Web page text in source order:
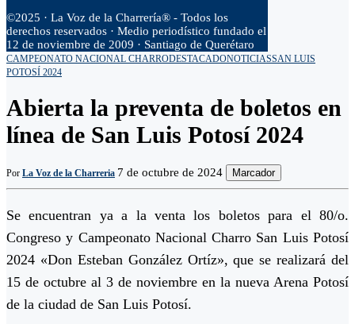
©2025 · La Voz de la Charrería® - Todos los
derechos reservados · Medio periodístico fundado el
12 de noviembre de 2009 · Santiago de Querétaro
CAMPEONATO NACIONAL CHARRODESTACADONOTICIASSAN LUIS
POTOSÍ 2024
Abierta la preventa de boletos en
línea de San Luis Potosí 2024
Por La Voz de la Charreria 7 de octubre de 2024 Marcador
Se encuentran ya a la venta los boletos para el 80/o.
Congreso y Campeonato Nacional Charro San Luis Potosí
2024 «Don Esteban González Ortíz», que se realizará del
15 de octubre al 3 de noviembre en la nueva Arena Potosí
de la ciudad de San Luis Potosí.